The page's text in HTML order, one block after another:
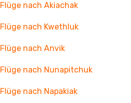
Flüge nach Akiachak
Flüge nach Kwethluk
Flüge nach Anvik
Flüge nach Nunapitchuk
Flüge nach Napakiak